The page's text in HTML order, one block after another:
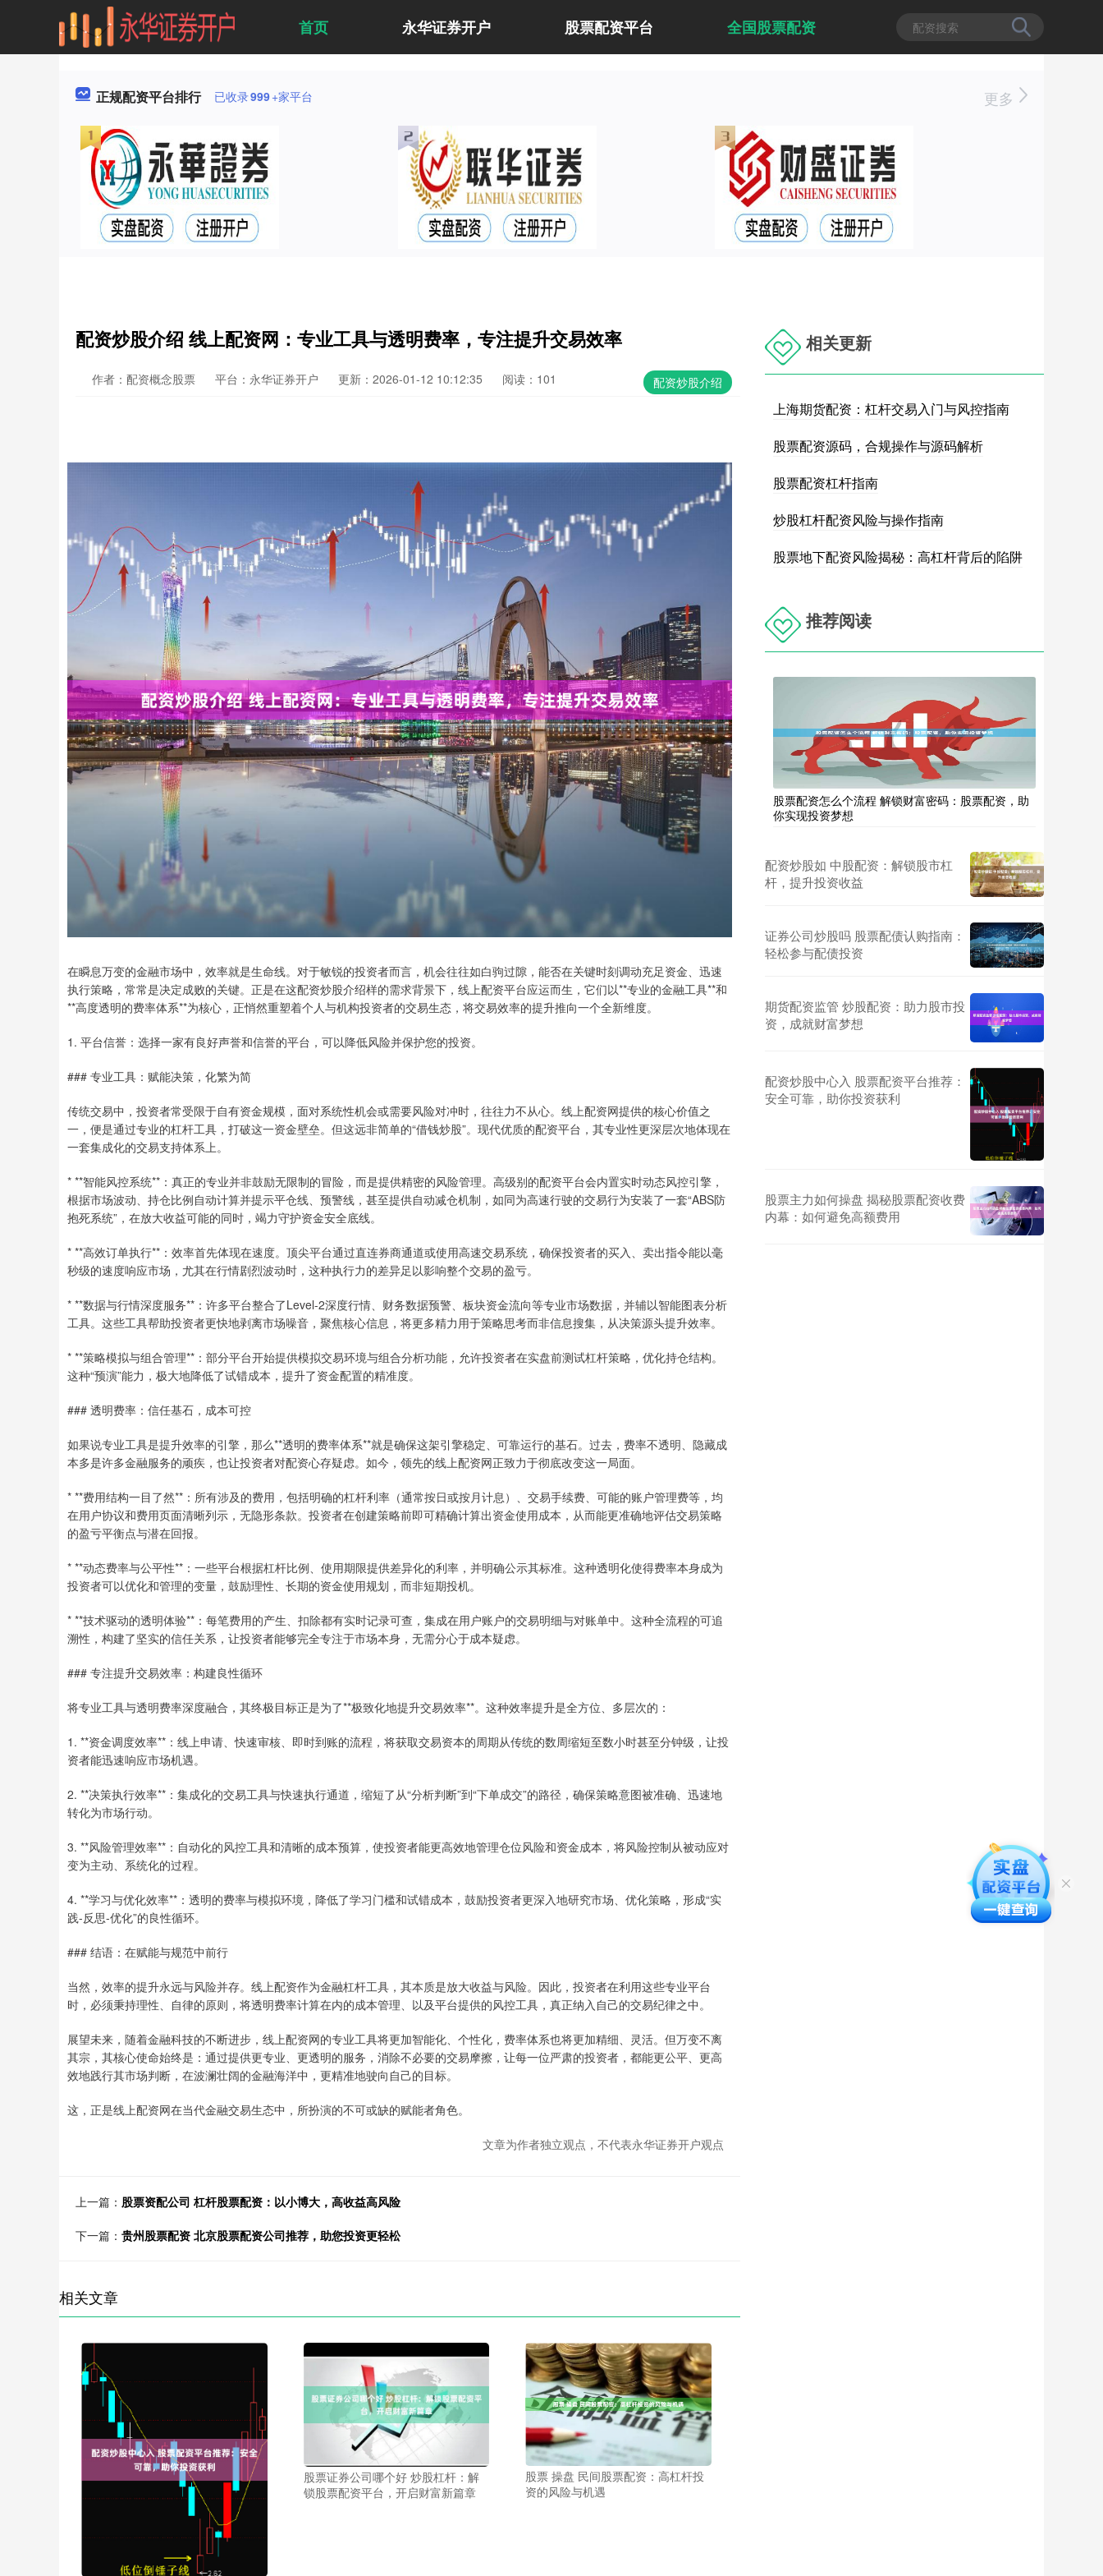
首页 永华证券开户 股票配资平台 全国股票配资
正规配资平台排行 已收录999+家平台 更多
配资炒股介绍 线上配资网：专业工具与透明费率，专注提升交易效率
配资炒股介绍
作者：配资概念股票 平台：永华证券开户 更新：2026-01-12 10:12:35 阅读：101
在瞬息万变的金融市场中，效率就是生命线。对于敏锐的投资者而言，机会往往如白驹过隙，能否在关键时刻调动充足资金、迅速
执行策略，常常是决定成败的关键。正是在这配资炒股介绍样的需求背景下，线上配资平台应运而生，它们以**专业的金融工具**和
**高度透明的费率体系**为核心，正悄然重塑着个人与机构投资者的交易生态，将交易效率的提升推向一个全新维度。
1. 平台信誉：选择一家有良好声誉和信誉的平台，可以降低风险并保护您的投资。
### 专业工具：赋能决策，化繁为简
传统交易中，投资者常受限于自有资金规模，面对系统性机会或需要风险对冲时，往往力不从心。线上配资网提供的核心价值之
一，便是通过专业的杠杆工具，打破这一资金壁垒。但这远非简单的“借钱炒股”。现代优质的配资平台，其专业性更深层次地体现在
一套集成化的交易支持体系上。
* **智能风控系统**：真正的专业并非鼓励无限制的冒险，而是提供精密的风险管理。高级别的配资平台会内置实时动态风控引擎，
根据市场波动、持仓比例自动计算并提示平仓线、预警线，甚至提供自动减仓机制，如同为高速行驶的交易行为安装了一套“ABS防
抱死系统”，在放大收益可能的同时，竭力守护资金安全底线。
* **高效订单执行**：效率首先体现在速度。顶尖平台通过直连券商通道或使用高速交易系统，确保投资者的买入、卖出指令能以毫
秒级的速度响应市场，尤其在行情剧烈波动时，这种执行力的差异足以影响整个交易的盈亏。
* **数据与行情深度服务**：许多平台整合了Level-2深度行情、财务数据预警、板块资金流向等专业市场数据，并辅以智能图表分析
工具。这些工具帮助投资者更快地剥离市场噪音，聚焦核心信息，将更多精力用于策略思考而非信息搜集，从决策源头提升效率。
* **策略模拟与组合管理**：部分平台开始提供模拟交易环境与组合分析功能，允许投资者在实盘前测试杠杆策略，优化持仓结构。
这种“预演”能力，极大地降低了试错成本，提升了资金配置的精准度。
### 透明费率：信任基石，成本可控
如果说专业工具是提升效率的引擎，那么**透明的费率体系**就是确保这架引擎稳定、可靠运行的基石。过去，费率不透明、隐藏成
本多是许多金融服务的顽疾，也让投资者对配资心存疑虑。如今，领先的线上配资网正致力于彻底改变这一局面。
* **费用结构一目了然**：所有涉及的费用，包括明确的杠杆利率（通常按日或按月计息）、交易手续费、可能的账户管理费等，均
在用户协议和费用页面清晰列示，无隐形条款。投资者在创建策略前即可精确计算出资金使用成本，从而能更准确地评估交易策略
的盈亏平衡点与潜在回报。
* **动态费率与公平性**：一些平台根据杠杆比例、使用期限提供差异化的利率，并明确公示其标准。这种透明化使得费率本身成为
投资者可以优化和管理的变量，鼓励理性、长期的资金使用规划，而非短期投机。
* **技术驱动的透明体验**：每笔费用的产生、扣除都有实时记录可查，集成在用户账户的交易明细与对账单中。这种全流程的可追
溯性，构建了坚实的信任关系，让投资者能够完全专注于市场本身，无需分心于成本疑虑。
### 专注提升交易效率：构建良性循环
将专业工具与透明费率深度融合，其终极目标正是为了**极致化地提升交易效率**。这种效率提升是全方位、多层次的：
1. **资金调度效率**：线上申请、快速审核、即时到账的流程，将获取交易资本的周期从传统的数周缩短至数小时甚至分钟级，让投
资者能迅速响应市场机遇。
2. **决策执行效率**：集成化的交易工具与快速执行通道，缩短了从“分析判断”到“下单成交”的路径，确保策略意图被准确、迅速地
转化为市场行动。
3. **风险管理效率**：自动化的风控工具和清晰的成本预算，使投资者能更高效地管理仓位风险和资金成本，将风险控制从被动应对
变为主动、系统化的过程。
4. **学习与优化效率**：透明的费率与模拟环境，降低了学习门槛和试错成本，鼓励投资者更深入地研究市场、优化策略，形成“实
践-反思-优化”的良性循环。
### 结语：在赋能与规范中前行
当然，效率的提升永远与风险并存。线上配资作为金融杠杆工具，其本质是放大收益与风险。因此，投资者在利用这些专业平台
时，必须秉持理性、自律的原则，将透明费率计算在内的成本管理、以及平台提供的风控工具，真正纳入自己的交易纪律之中。
展望未来，随着金融科技的不断进步，线上配资网的专业工具将更加智能化、个性化，费率体系也将更加精细、灵活。但万变不离
其宗，其核心使命始终是：通过提供更专业、更透明的服务，消除不必要的交易摩擦，让每一位严肃的投资者，都能更公平、更高
效地践行其市场判断，在波澜壮阔的金融海洋中，更精准地驶向自己的目标。
这，正是线上配资网在当代金融交易生态中，所扮演的不可或缺的赋能者角色。
文章为作者独立观点，不代表永华证券开户观点
上一篇： 股票资配公司 杠杆股票配资：以小博大，高收益高风险
下一篇： 贵州股票配资 北京股票配资公司推荐，助您投资更轻松
相关文章
股票证券公司哪个好 炒股杠杆：解
锁股票配资平台，开启财富新篇章
股票 操盘 民间股票配资：高杠杆投
资的风险与机遇
相关更新
上海期货配资：杠杆交易入门与风控指南
股票配资源码，合规操作与源码解析
股票配资杠杆指南
炒股杠杆配资风险与操作指南
股票地下配资风险揭秘：高杠杆背后的陷阱
推荐阅读
股票配资怎么个流程 解锁财富密码：股票配资，助
你实现投资梦想
配资炒股如 中股配资：解锁股市杠
杆，提升投资收益
证券公司炒股吗 股票配债认购指南：
轻松参与配债投资
期货配资监管 炒股配资：助力股市投
资，成就财富梦想
配资炒股中心入 股票配资平台推荐：
安全可靠，助你投资获利
股票主力如何操盘 揭秘股票配资收费
内幕：如何避免高额费用